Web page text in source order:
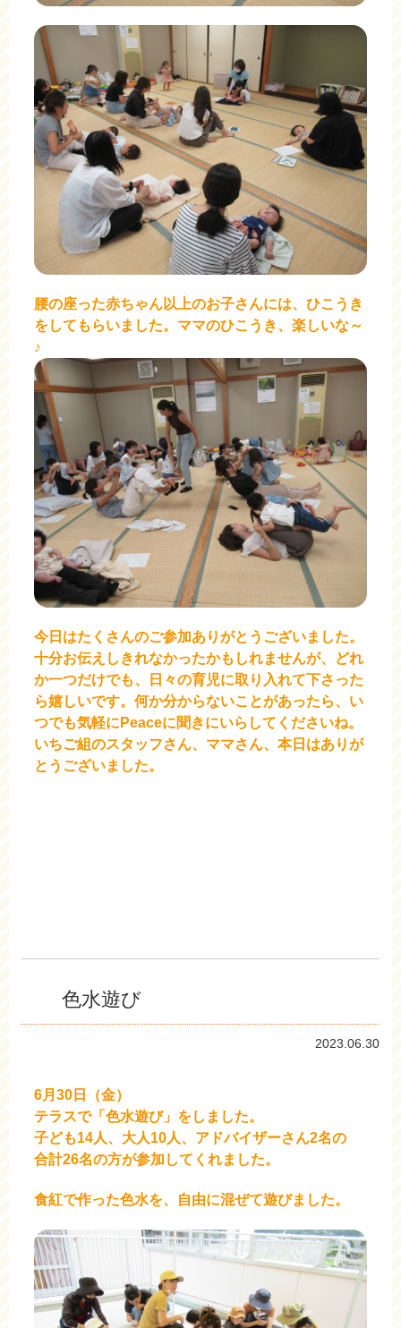
腰の座った赤ちゃん以上のお子さんには、ひこうき
をしてもらいました。ママのひこうき、楽しいな～
♪
今日はたくさんのご参加ありがとうございました。
十分お伝えしきれなかったかもしれませんが、どれ
か一つだけでも、日々の育児に取り入れて下さった
ら嬉しいです。何か分からないことがあったら、い
つでも気軽にPeaceに聞きにいらしてくださいね。
いちご組のスタッフさん、ママさん、本日はありが
とうございました。
色水遊び
2023.06.30
6月30日（金）
テラスで「色水遊び」をしました。
子ども14人、大人10人、アドバイザーさん2名の
合計26名の方が参加してくれました。
食紅で作った色水を、自由に混ぜて遊びました。